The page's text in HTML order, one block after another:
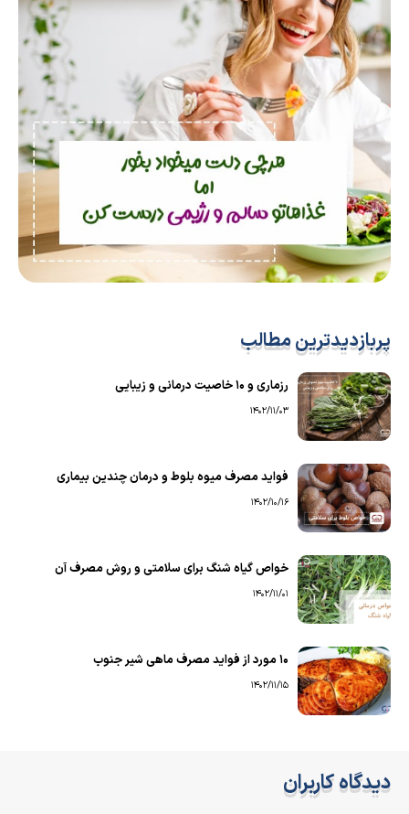
پربازدیدترین مطالب
رزماری و ۱۰ خاصیت درمانی و زیبایی
1402/11/03
فواید مصرف میوه بلوط و درمان چندین بیماری
1402/10/16
خواص گیاه شنگ برای سلامتی و روش مصرف آن
1402/11/01
۱۰ مورد از فواید مصرف ماهی شیر جنوب
1402/11/15
دیدگاه کاربران